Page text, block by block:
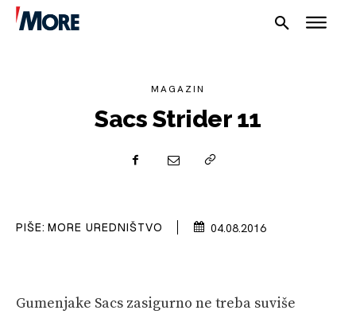
PLOVILA
SPIZA
MAGAZIN
Sacs Strider 11
PIŠE: MORE UREDNIŠTVO 04.08.2016
Gumenjake Sacs zasigurno ne treba suviše